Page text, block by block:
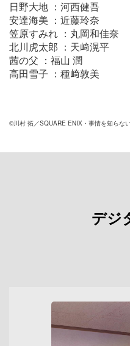
日野大地 ：河西健吾
安達海美 ：近藤玲奈
笠原すみれ ：丸岡和佳
北川虎太郎 ：天﨑滉平
茜の父 ：福山 潤
高田雪子 ：種﨑敦美
©川村 拓／SQUARE ENIX・事情を知らな
デジ